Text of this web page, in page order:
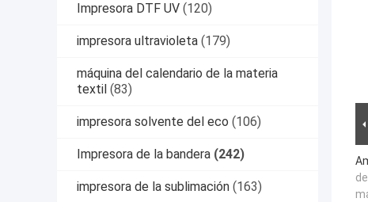
Impresora DTF UV (120)
impresora ultravioleta (179)
máquina del calendario de la materia
textil (83)
impresora solvente del eco (106)
Impresora de la bandera (242)
impresora de la sublimación (163)